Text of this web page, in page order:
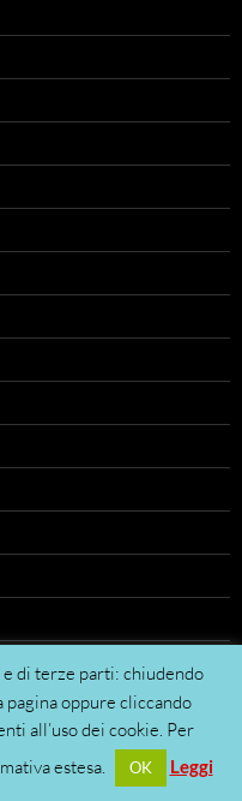
di terze parti: chiudendo
pagina oppure cliccando
all’uso dei cookie. Per
estesa.
OK Leggi